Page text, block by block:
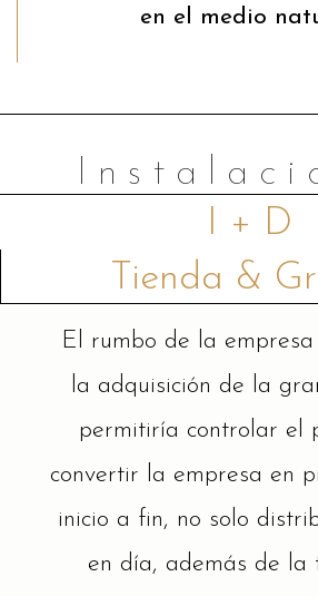
en el medio
I + D
Tienda &
El rumbo de la empresa
la adquisición de la
permitiría controlar el
convertir la empresa en
inicio a fin, no solo
en día, además de la